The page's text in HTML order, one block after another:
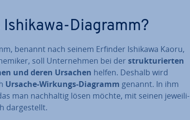
Ishikawa-Diagramm?
benannt nach seinem Erfinder Ishikawa Kaoru,
soll Un­ter­neh­men bei der struk­tu­rier­ten
und deren Ursachen helfen. Deshalb wird
Ursache-Wirkungs-Diagramm genannt. In ihm
man nach­hal­tig lösen möchte, mit seinen je­wei­li­
dar­ge­stellt.